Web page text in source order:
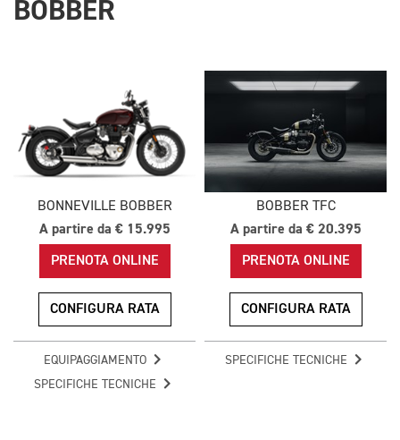
BOBBER
BONNEVILLE BOBBER
A partire da € 15.995
PRENOTA ONLINE
CONFIGURA RATA
EQUIPAGGIAMENTO
SPECIFICHE TECNICHE
BOBBER TFC
A partire da € 20.395
PRENOTA ONLINE
CONFIGURA RATA
SPECIFICHE TECNICHE